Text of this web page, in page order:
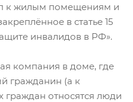
к жилым помещениям и
в статье 15
инвалидов в РФ».
компания в доме, где
гражданин (а к
граждан относятся люди